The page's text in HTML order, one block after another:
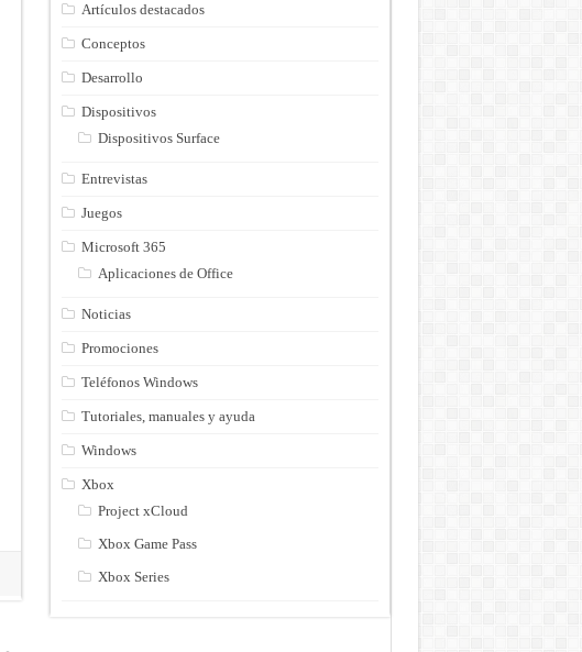
Artículos destacados
Conceptos
Desarrollo
Dispositivos
Dispositivos Surface
Entrevistas
Juegos
Microsoft 365
Aplicaciones de Office
Noticias
Promociones
Teléfonos Windows
Tutoriales, manuales y ayuda
Windows
Xbox
Project xCloud
Xbox Game Pass
Xbox Series